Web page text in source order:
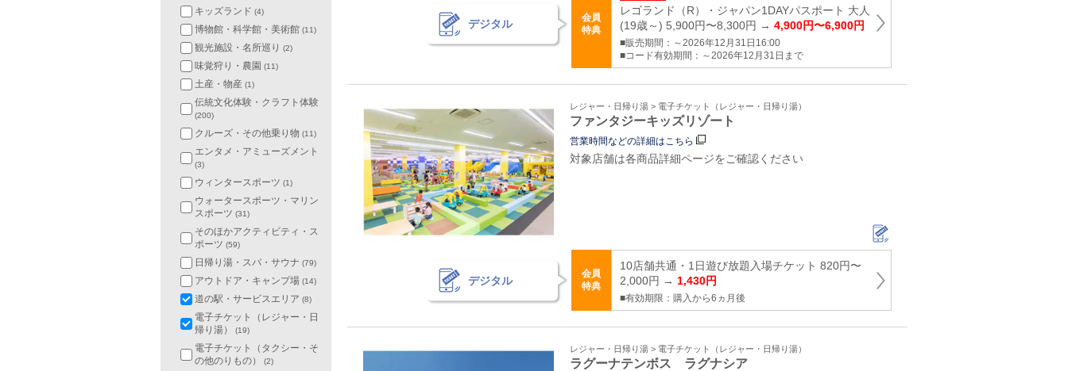
デジタル
会員
特典
レゴランド（R）・ジャパン1DAYパスポート 大人
(19歳～) 5,900円〜8,300円 → 4,900円〜6,900円
■販売期間：～2026年12月31日16:00
■コード有効期間：～2026年12月31日まで
レジャー・日帰り湯 > 電子チケット（レジャー・日帰り湯）
ファンタジーキッズリゾート
営業時間などの詳細はこちら
対象店舗は各商品詳細ページをご確認ください
デジタル
会員
特典
10店舗共通・1日遊び放題入場チケット 820円〜
2,000円 → 1,430円
■有効期限：購入から6ヵ月後
レジャー・日帰り湯 > 電子チケット（レジャー・日帰り湯）
ラグーナテンボス ラグナシア
キッズランド (4)
博物館・科学館・美術館 (11)
観光施設・名所巡り (2)
味覚狩り・農園 (11)
土産・物産 (1)
伝統文化体験・クラフト体験
(200)
クルーズ・その他乗り物 (11)
エンタメ・アミューズメント
(3)
ウィンタースポーツ (1)
ウォータースポーツ・マリン
スポーツ (31)
そのほかアクティビティ・ス
ポーツ (59)
日帰り湯・スパ・サウナ (79)
アウトドア・キャンプ場 (14)
道の駅・サービスエリア (8)
電子チケット（レジャー・日
帰り湯）
(19)
電子チケット（タクシー・そ
の他のりもの）
(2)